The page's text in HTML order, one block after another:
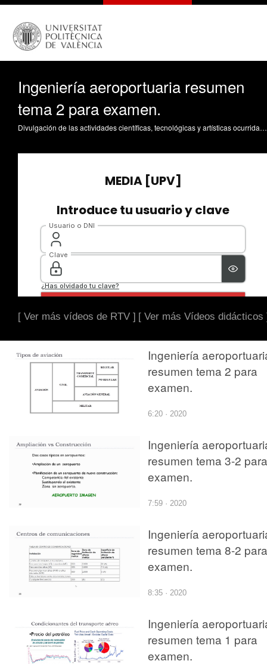
Ingeniería aeroportuaria resumen
tema 2 para examen.
Divulgación de las actividades científicas, tecnológicas y artísticas ocurridas en los tres campus de la UPV
[ Ver más vídeos de RTV ] [ Ver más Vídeos didácticos
Ingeniería
resumen tema 2 para
examen.
6:20 · 2020
Ingeniería
resumen tema 3-2 para
examen.
7:59 · 2020
Ingeniería
resumen tema 8-2 para
examen.
8:35 · 2020
Ingeniería
resumen tema 1 para
examen.